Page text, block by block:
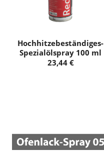
Hochhitzebeständiges-
Spezialölspray 100 ml